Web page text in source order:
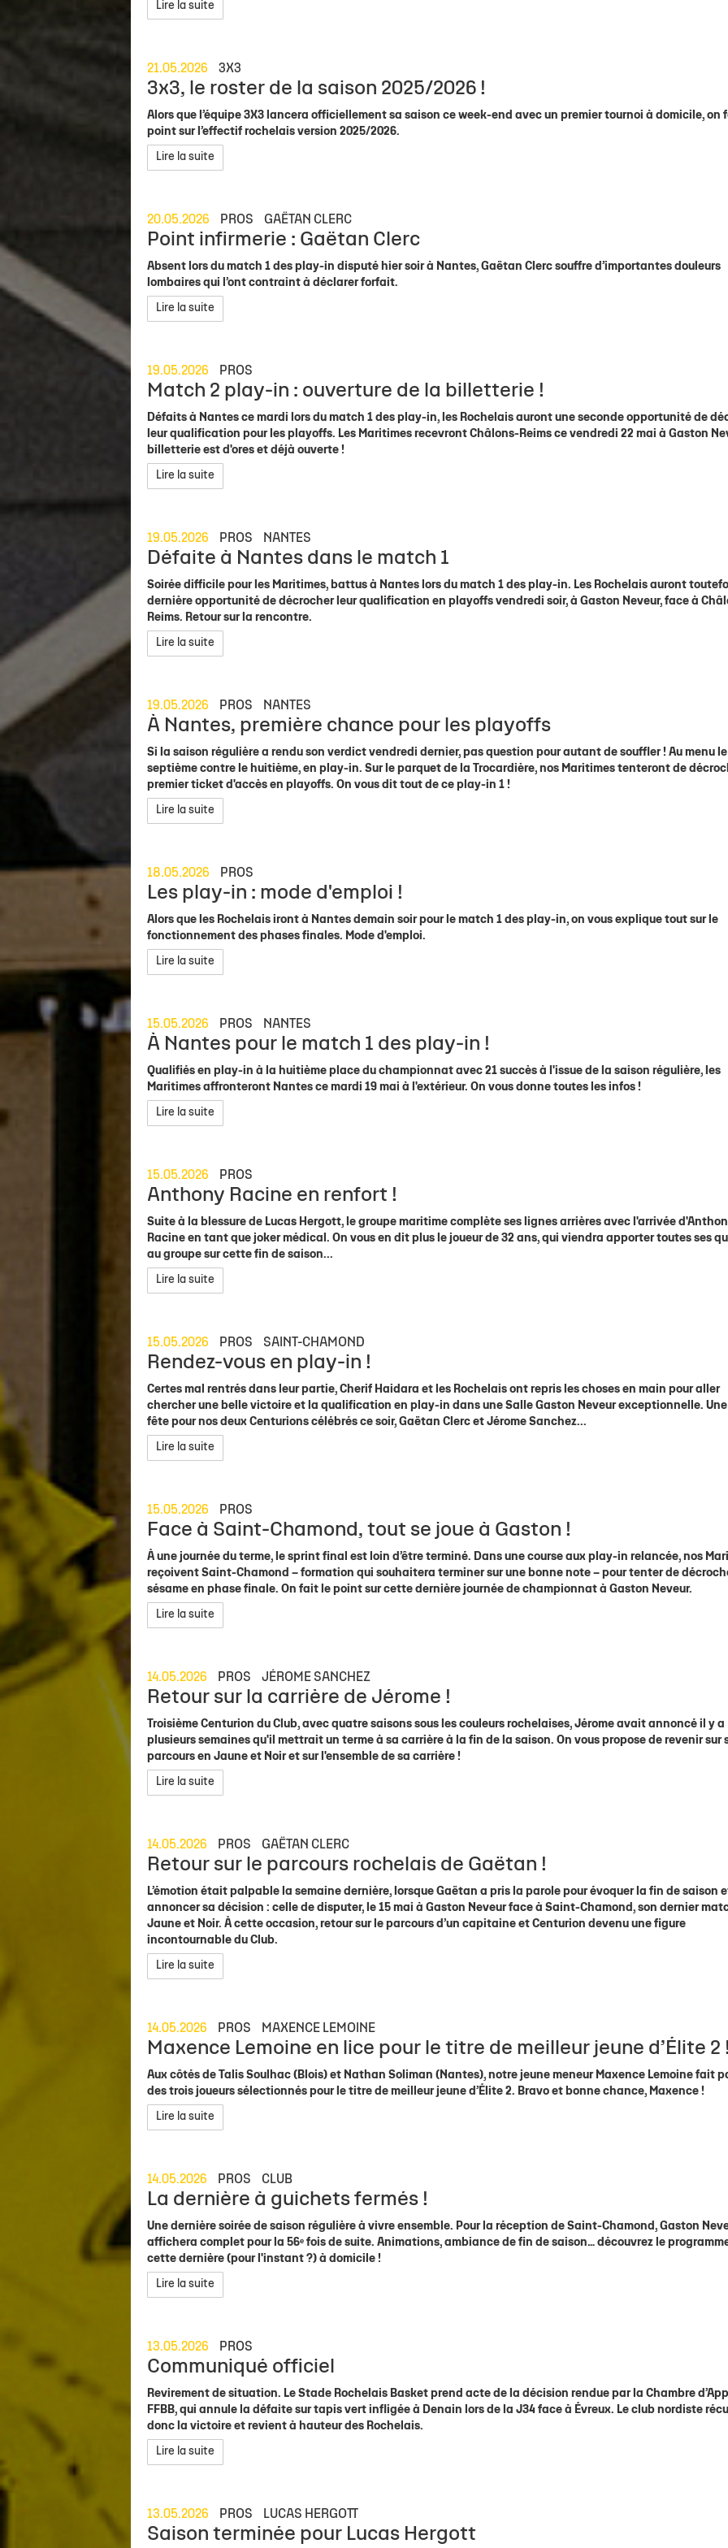
Calendrier Coupe de France
3x3
Carrière
Lire la suite
21.05.2026 3X3
3x3, le roster de la saison 2025/2026 !
Alors que l’équipe 3X3 lancera officiellement sa saison ce week-end avec un premier tournoi à domicile, on
point sur l’effectif rochelais version 2025/2026.
Lire la suite
20.05.2026 PROS GAËTAN CLERC
Point infirmerie : Gaëtan Clerc
Absent lors du match 1 des play-in disputé hier soir à Nantes, Gaëtan Clerc souffre d’importantes douleurs
lombaires qui l’ont contraint à déclarer forfait.
Lire la suite
19.05.2026 PROS
Match 2 play-in : ouverture de la billetterie !
Défaits à Nantes ce mardi lors du match 1 des play-in, les Rochelais auront une seconde opportunité de
leur qualification pour les playoffs. Les Maritimes recevront Châlons-Reims ce vendredi 22 mai à Gaston
billetterie est d'ores et déjà ouverte !
Lire la suite
19.05.2026 PROS NANTES
Défaite à Nantes dans le match 1
Soirée difficile pour les Maritimes, battus à Nantes lors du match 1 des play-in. Les Rochelais auront
dernière opportunité de décrocher leur qualification en playoffs vendredi soir, à Gaston Neveur, face à
Reims. Retour sur la rencontre.
Lire la suite
19.05.2026 PROS NANTES
À Nantes, première chance pour les playoffs
Si la saison régulière a rendu son verdict vendredi dernier, pas question pour autant de souffler ! Au menu le
septième contre le huitième, en play-in. Sur le parquet de la Trocardière, nos Maritimes tenteront de
premier ticket d'accès en playoffs. On vous dit tout de ce play-in 1 !
Lire la suite
18.05.2026 PROS
Les play-in : mode d'emploi !
Alors que les Rochelais iront à Nantes demain soir pour le match 1 des play-in, on vous explique tout sur le
fonctionnement des phases finales. Mode d'emploi.
Lire la suite
15.05.2026 PROS NANTES
À Nantes pour le match 1 des play-in !
Qualifiés en play-in à la huitième place du championnat avec 21 succès à l'issue de la saison régulière, les
Maritimes affronteront Nantes ce mardi 19 mai à l'extérieur. On vous donne toutes les infos !
Lire la suite
15.05.2026 PROS
Anthony Racine en renfort !
Suite à la blessure de Lucas Hergott, le groupe maritime complète ses lignes arrières avec l'arrivée
Racine en tant que joker médical. On vous en dit plus le joueur de 32 ans, qui viendra apporter toutes ses
au groupe sur cette fin de saison...
Lire la suite
15.05.2026 PROS SAINT-CHAMOND
Rendez-vous en play-in !
Certes mal rentrés dans leur partie, Cherif Haidara et les Rochelais ont repris les choses en main pour aller
chercher une belle victoire et la qualification en play-in dans une Salle Gaston Neveur exceptionnelle.
fête pour nos deux Centurions célébrés ce soir, Gaëtan Clerc et Jérome Sanchez...
Lire la suite
15.05.2026 PROS
Face à Saint-Chamond, tout se joue à Gaston !
À une journée du terme, le sprint final est loin d’être terminé. Dans une course aux play-in relancée, nos
reçoivent Saint-Chamond – formation qui souhaitera terminer sur une bonne note – pour tenter de
sésame en phase finale. On fait le point sur cette dernière journée de championnat à Gaston Neveur.
Lire la suite
14.05.2026 PROS JÉROME SANCHEZ
Retour sur la carrière de Jérome !
Troisième Centurion du Club, avec quatre saisons sous les couleurs rochelaises, Jérome avait annoncé il y a
plusieurs semaines qu'il mettrait un terme à sa carrière à la fin de la saison. On vous propose de revenir sur
parcours en Jaune et Noir et sur l'ensemble de sa carrière !
Lire la suite
14.05.2026 PROS GAËTAN CLERC
Retour sur le parcours rochelais de Gaëtan !
L’émotion était palpable la semaine dernière, lorsque Gaëtan a pris la parole pour évoquer la fin de saison
annoncer sa décision : celle de disputer, le 15 mai à Gaston Neveur face à Saint-Chamond, son dernier
Jaune et Noir. À cette occasion, retour sur le parcours d’un capitaine et Centurion devenu une figure
incontournable du Club.
Lire la suite
14.05.2026 PROS MAXENCE LEMOINE
Maxence Lemoine en lice pour le titre de meilleur jeune d’Élite 2 !
Aux côtés de Talis Soulhac (Blois) et Nathan Soliman (Nantes), notre jeune meneur Maxence Lemoine fait
des trois joueurs sélectionnés pour le titre de meilleur jeune d’Élite 2. Bravo et bonne chance, Maxence !
Lire la suite
14.05.2026 PROS CLUB
La dernière à guichets fermés !
Une dernière soirée de saison régulière à vivre ensemble. Pour la réception de Saint-Chamond, Gaston
affichera complet pour la 56ᵉ fois de suite. Animations, ambiance de fin de saison… découvrez le
cette dernière (pour l'instant ?) à domicile !
Lire la suite
13.05.2026 PROS
Communiqué officiel
Revirement de situation. Le Stade Rochelais Basket prend acte de la décision rendue par la Chambre
FFBB, qui annule la défaite sur tapis vert infligée à Denain lors de la J34 face à Évreux. Le club nordiste
donc la victoire et revient à hauteur des Rochelais.
Lire la suite
13.05.2026 PROS LUCAS HERGOTT
Saison terminée pour Lucas Hergott